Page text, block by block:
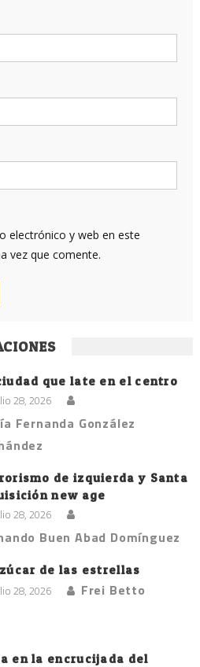
electrónico y web en este
vez que comente.
que late en el centro
28, 2026
Fernanda González
de izquierda y Santa
new age
28, 2026
Buen Abad Domínguez
de las estrellas
28, 2026 Frei Betto
en la encrucijada del